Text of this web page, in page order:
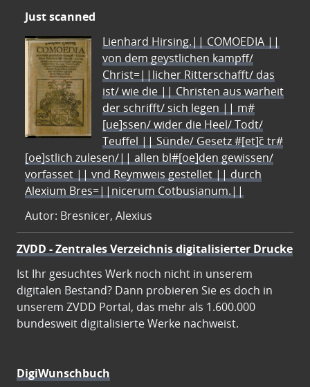
Just scanned
Lienhard Hirsing.|| COMOEDIA ||
von dem geystlichen kampff/
Christ=||licher Ritterschafft/ das
ist/ wie die || Christen aus warheit
der schrifft/ sich legen || m#
[ue]ssen/ wider die Heel/ Todt/
Teuffel || Sünde/ Gesetz #[et]c̃ tr#
[oe]stlich zulesen/|| allen bl#[oe]den gewissen/
vorfasset || vnd Reymweis gestellet || durch
Alexium Bres=||nicerum Cotbusianum.||
Autor: Bresnicer, Alexius
ZVDD - Zentrales Verzeichnis digitalisierter Drucke
Ist Ihr gesuchtes Werk noch nicht in unserem
digitalen Bestand? Dann probieren Sie es doch in
unserem ZVDD Portal, das mehr als 1.600.000
bundesweit digitalisierte Werke nachweist.
DigiWunschbuch